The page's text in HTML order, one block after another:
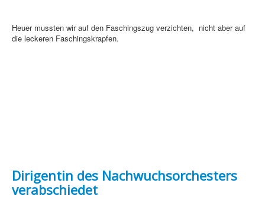
Heuer mussten wir auf den Faschingszug verzichten, nicht aber auf
die leckeren Faschingskrapfen.
Dirigentin des Nachwuchsorchesters
verabschiedet